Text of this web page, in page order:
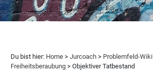
Du bist hier: Home >Jurcoach > Problemfeld-Wiki
Freiheitsberaubung > Objektiver Tatbestand